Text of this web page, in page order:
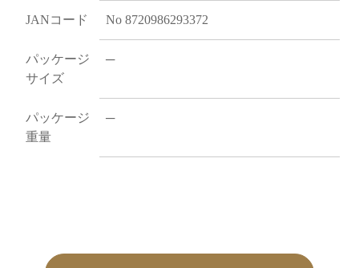
JANコード No 8720986293372
パッケージ
サイズ
─
パッケージ
重量
─